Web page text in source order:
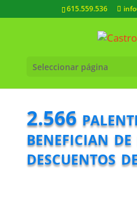
615.559.536
Seleccionar página
2.566
benefician
descuentos